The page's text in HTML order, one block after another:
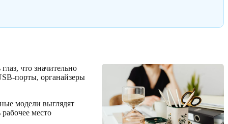
что значительно
порты, органайзеры
модели выглядят
место